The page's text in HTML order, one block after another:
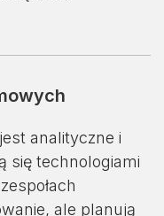
analityczne i
się technologiami
ale planują